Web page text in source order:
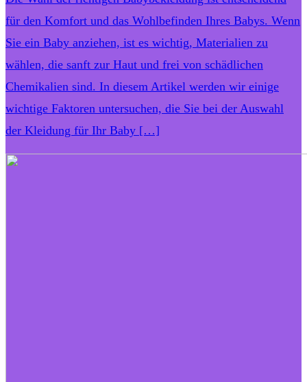
für den Komfort und das Wohlbefinden Ihres Babys. Wenn
Sie ein Baby anziehen, ist es wichtig, Materialien zu
wählen, die sanft zur Haut und frei von schädlichen
Chemikalien sind. In diesem Artikel werden wir einige
wichtige Faktoren untersuchen, die Sie bei der Auswahl
der Kleidung für Ihr Baby […]